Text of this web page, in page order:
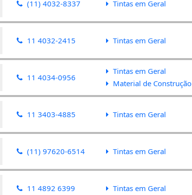
(11) 4032-8337 Tintas em Geral
11 4032-2415 Tintas em Geral
11 4034-0956
Tintas em Geral
Material de Construção
11 3403-4885 Tintas em Geral
(11) 97620-6514 Tintas em Geral
11 4892 6399 Tintas em Geral